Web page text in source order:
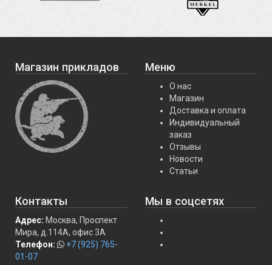
Магазин прикладов Меню
О нас
Магазин
Доставка и оплата
Индивидуальный
заказ
Отзывы
Новости
Статьи
Контакты
Адрес: Москва, Проспект
Мира, д.114А, офис 3А
Телефон:
+7 (925) 765-
01-07
Мы в соцсетях